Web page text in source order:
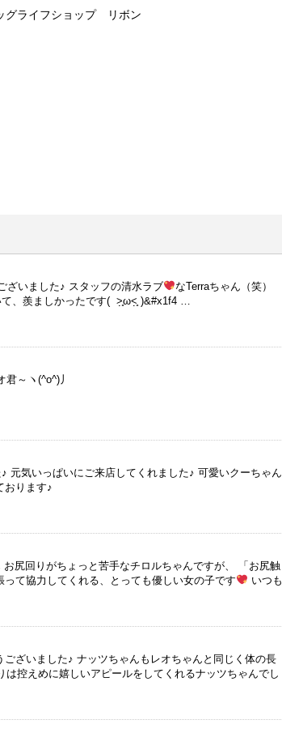
グライフショップ リボン
ざいました♪ スタッフの清水ラブ
なTerraちゃん（笑）
て、羨ましかったです( ˃̣̣̥ω˂̣̣̥ )&#x1f4 …
～ヽ(^o^)丿
元気いっぱいにご来店してくれました♪ 可愛いクーちゃん
おります♪
尻回りがちょっと苦手なチロルちゃんですが、 「お尻触
て協力してくれる、とっても優しい女の子です
いつも
ざいました♪ ナッツちゃんもレオちゃんと同じく体の長
は控えめに嬉しいアピールをしてくれるナッツちゃんでし